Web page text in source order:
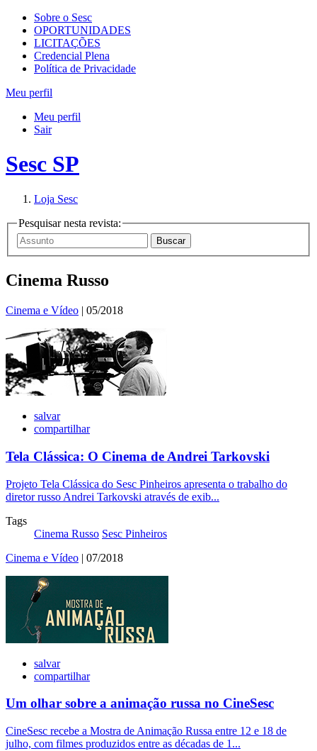
Sobre o Sesc
OPORTUNIDADES
LICITAÇÕES
Credencial Plena
Política de Privacidade
Meu perfil
Meu perfil
Sair
Sesc SP
Loja Sesc
Pesquisar nesta revista:
Cinema Russo
Cinema e Vídeo | 05/2018
salvar
compartilhar
Tela Clássica: O Cinema de Andrei Tarkovski
Projeto Tela Clássica do Sesc Pinheiros apresenta o trabalho do
diretor russo Andrei Tarkovski através de exib...
Tags
Cinema Russo Sesc Pinheiros
Cinema e Vídeo | 07/2018
salvar
compartilhar
Um olhar sobre a animação russa no CineSesc
CineSesc recebe a Mostra de Animação Russa entre 12 e 18 de
julho, com filmes produzidos entre as décadas de 1...